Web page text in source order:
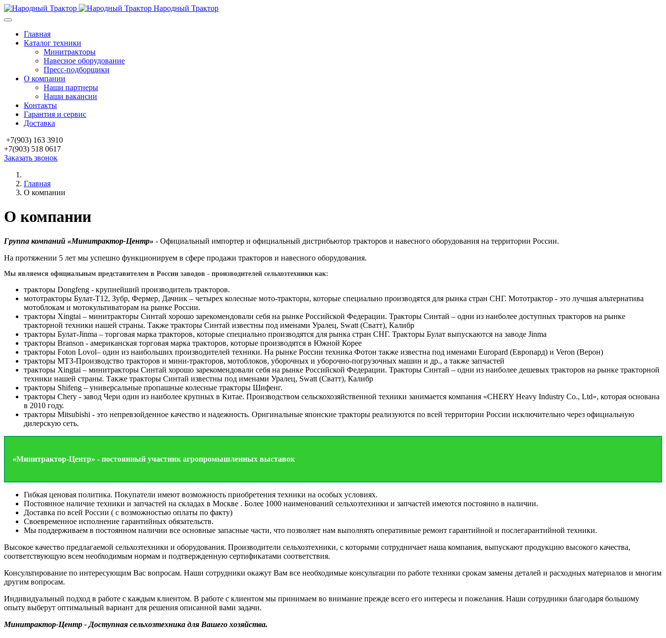
Народный Трактор
Главная
Каталог техники
Минитракторы
Навесное оборудование
Пресс-подборщики
О компании
Наши партнеры
Наши вакансии
Контакты
Гарантия и сервис
Доставка
+7(903) 163 3910
+7(903) 518 0617
Заказать звонок
Главная
О компании
О компании
Группа компаний «Минитрактор-Центр» - Официальный импортер и официальный дистрибьютор тракторов и навесного оборудования на территории России.
На протяжении 5 лет мы успешно функционируем в сфере продажи тракторов и навесного оборудования.
Мы являемся официальным представителем в России заводов - производителей сельхозтехники как:
тракторы Dongfeng - крупнейший производитель тракторов.
мототракторы Булат-Т12, Зубр, Фермер, Дачник – четырех колесные мото-тракторы, которые специально производятся для рынка стран СНГ. Мототрактор - это лучшая альтернатива
мотоблокам и мотокультиваторам на рынке России.
тракторы Xingtai – минитракторы Синтай хорошо зарекомендовали себя на рынке Российской Федерации. Тракторы Синтай – одни из наиболее доступных тракторов на рынке
тракторной техники нашей страны. Также тракторы Синтай известны под именами Уралец, Swatt (Сватт), Калибр
тракторы Булат-Jinma – торговая марка тракторов, которые специально производятся для рынка стран СНГ. Тракторы Булат выпускаются на заводе Jinma
тракторы Branson - американская торговая марка тракторов, которые производятся в Южной Корее
тракторы Foton Lovol– один из наибольших производителей техники. На рынке России техника Фотон также известна под именами Europard (Европард) и Veron (Верон)
тракторы МТЗ-Производство тракторов и мини-тракторов, мотоблоков, уборочных и уборочно-погрузочных машин и др., а также запчастей
тракторы Xingtai – минитракторы Синтай хорошо зарекомендовали себя на рынке Российской Федерации. Тракторы Синтай – одни из наиболее дешевых тракторов на рынке тракторной
техники нашей страны. Также тракторы Синтай известны под именами Уралец, Swatt (Сватт), Калибр
тракторы Shifeng – универсальные пропашные колесные тракторы Шифенг.
тракторы Chery - завод Чери один из наиболее крупных в Китае. Производством сельскохозяйственной техники занимается компания «CHERY Heavy Industry Co., Ltd», которая основана
в 2010 году.
тракторы Mitsubishi - это непревзойденное качество и надежность. Оригинальные японские тракторы реализуются по всей территории России исключительно через официальную
дилерскую сеть.
«Минитрактор-Центр» - постоянный участник агропромышленных выставок
Гибкая ценовая политика. Покупатели имеют возможность приобретения техники на особых условиях.
Постоянное наличие техники и запчастей на складах в Москве . Более 1000 наименований сельхозтехники и запчастей имеются постоянно в наличии.
Доставка по всей России ( с возможностью оплаты по факту)
Своевременное исполнение гарантийных обязательств.
Мы поддерживаем в постоянном наличии все основные запасные части, что позволяет нам выполнять оперативные ремонт гарантийной и послегарантийной техники.
Высокое качество предлагаемой сельхозтехники и оборудования. Производители сельхозтехники, с которыми сотрудничает наша компания, выпускают продукцию высокого качества,
соответствующую всем необходимым нормам и подтвержденную сертификатами соответствия.
Консультирование по интересующим Вас вопросам. Наши сотрудники окажут Вам все необходимые консультации по работе техники срокам замены деталей и расходных материалов и многим
другим вопросам.
Индивидуальный подход в работе с каждым клиентом. В работе с клиентом мы принимаем во внимание прежде всего его интересы и пожелания. Наши сотрудники благодаря большому
опыту выберут оптимальный вариант для решения описанной вами задачи.
Минитрактор-Центр - Доступная сельхозтехника для Вашего хозяйства.